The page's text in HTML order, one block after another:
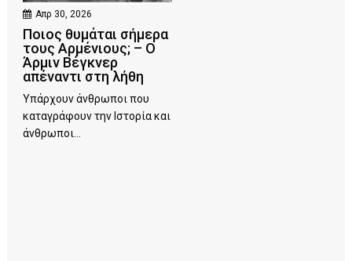
Απρ 30, 2026
Ποιος θυμάται σήμερα
τους Αρμένιους; – Ο
Άρμιν Βέγκνερ
απέναντι στη λήθη
Υπάρχουν άνθρωποι που
καταγράφουν την Ιστορία και
άνθρωποι...